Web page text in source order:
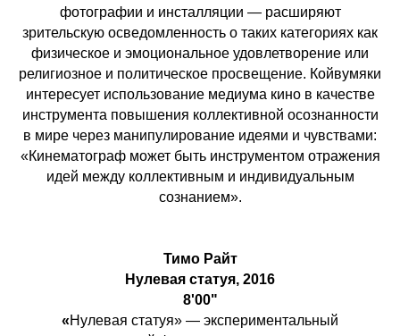
фотографии и инсталляции — расширяют
зрительскую осведомленность о таких категориях как
физическое и эмоциональное удовлетворение или
религиозное и политическое просвещение. Койвумяки
интересует использование медиума кино в качестве
инструмента повышения коллективной осознанности
в мире через манипулирование идеями и чувствами:
«Кинематограф может быть инструментом отражения
идей между коллективным и индивидуальным
сознанием».
Тимо Райт
Нулевая статуя, 2016
8'00"
«Нулевая статуя» — экспериментальный